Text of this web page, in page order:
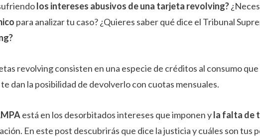
los intereses abusivos de una tarjeta revolving?
para analizar tu caso? ¿Quieres saber qué dice el Tribunal
revolving consisten en una especie de créditos al consumo
dan la posibilidad de devolverlo con cuotas mensuales.
está en los desorbitados intereses que imponen yla falta de
En este post descubrirás que dice la justicia y cuáles son tus